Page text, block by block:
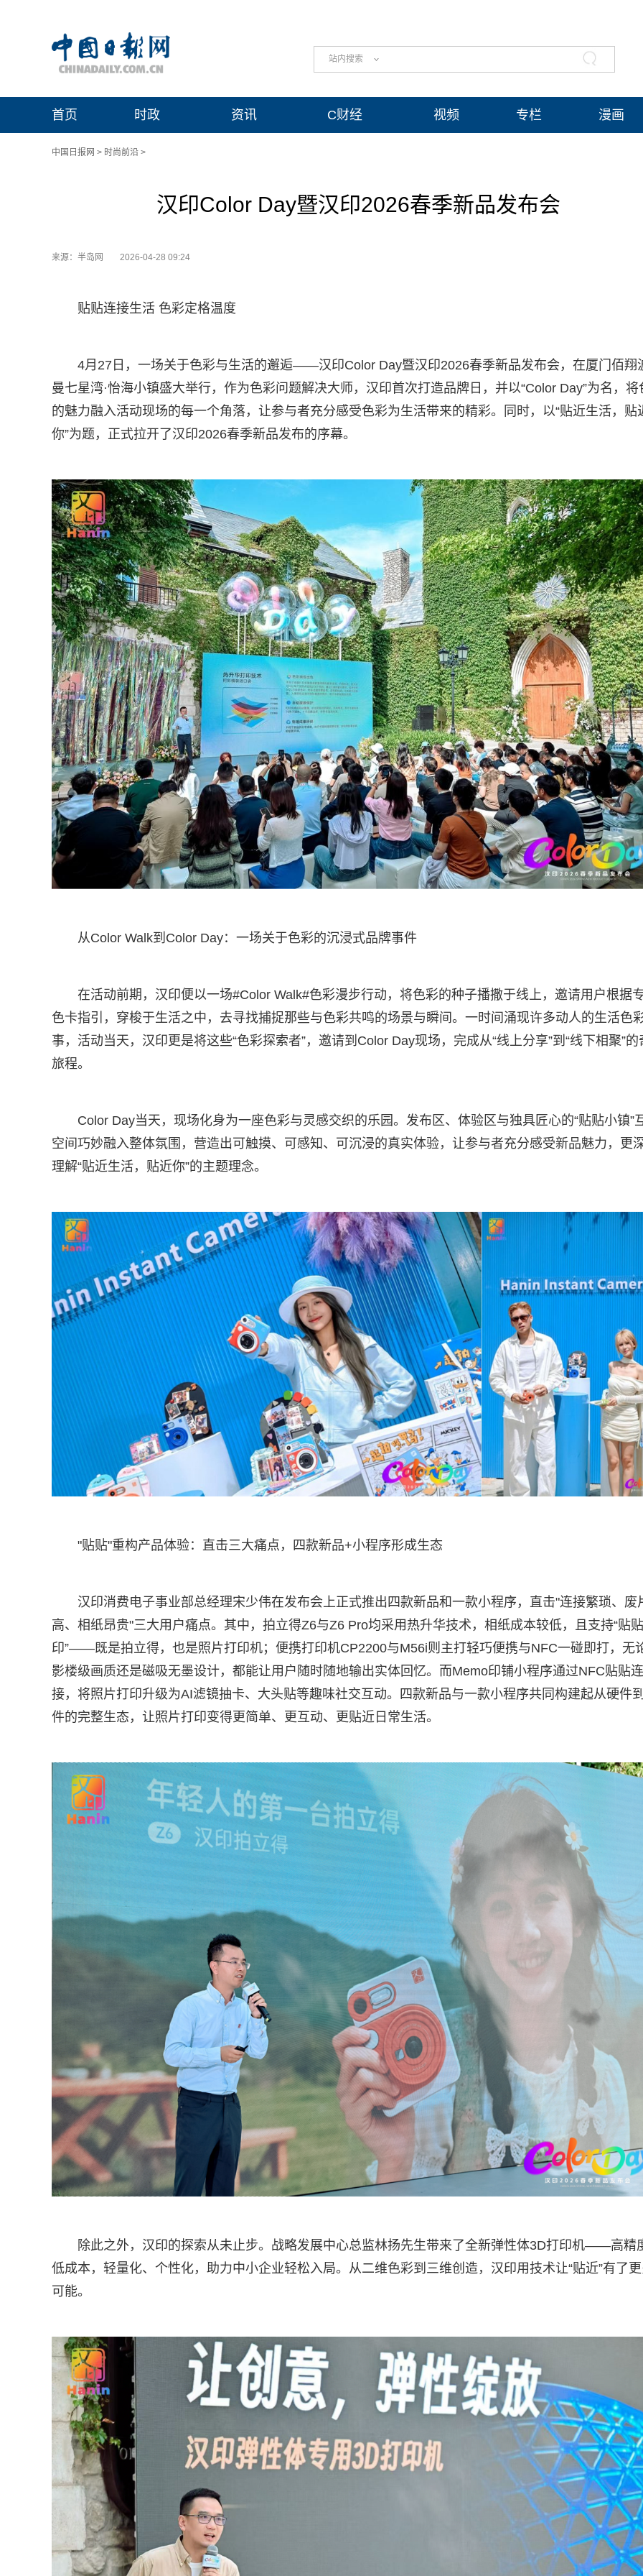
站内搜索
首页 时政 资讯 C财经 视频 专栏 漫画
中国日报网 > 时尚前沿 >
汉印Color Day暨汉印2026春季新品发布会
来源：半岛网 2026-04-28 09:24
贴贴连接生活 色彩定格温度
4月27日，一场关于色彩与生活的邂逅——汉印Color Day暨汉印2026春季新品发布会，在厦门佰翔
曼七星湾·怡海小镇盛大举行，作为色彩问题解决大师，汉印首次打造品牌日，并以“Color Day”为名，将
的魅力融入活动现场的每一个角落，让参与者充分感受色彩为生活带来的精彩。同时，以“贴近生活，贴
你”为题，正式拉开了汉印2026春季新品发布的序幕。
从Color Walk到Color Day：一场关于色彩的沉浸式品牌事件
在活动前期，汉印便以一场#Color Walk#色彩漫步行动，将色彩的种子播撒于线上，邀请用户根据
色卡指引，穿梭于生活之中，去寻找捕捉那些与色彩共鸣的场景与瞬间。一时间涌现许多动人的生活色
事，活动当天，汉印更是将这些“色彩探索者”，邀请到Color Day现场，完成从“线上分享”到“线下相聚”的
旅程。
Color Day当天，现场化身为一座色彩与灵感交织的乐园。发布区、体验区与独具匠心的“贴贴小镇”
空间巧妙融入整体氛围，营造出可触摸、可感知、可沉浸的真实体验，让参与者充分感受新品魅力，更
理解“贴近生活，贴近你”的主题理念。
"贴贴"重构产品体验：直击三大痛点，四款新品+小程序形成生态
汉印消费电子事业部总经理宋少伟在发布会上正式推出四款新品和一款小程序，直击"连接繁琐、废
高、相纸昂贵"三大用户痛点。其中，拍立得Z6与Z6 Pro均采用热升华技术，相纸成本较低，且支持“贴
印”——既是拍立得，也是照片打印机；便携打印机CP2200与M56i则主打轻巧便携与NFC一碰即打，无
影楼级画质还是磁吸无墨设计，都能让用户随时随地输出实体回忆。而Memo印铺小程序通过NFC贴贴连
接，将照片打印升级为AI滤镜抽卡、大头贴等趣味社交互动。四款新品与一款小程序共同构建起从硬件
件的完整生态，让照片打印变得更简单、更互动、更贴近日常生活。
除此之外，汉印的探索从未止步。战略发展中心总监林扬先生带来了全新弹性体3D打印机——高精
低成本，轻量化、个性化，助力中小企业轻松入局。从二维色彩到三维创造，汉印用技术让“贴近”有了
可能。